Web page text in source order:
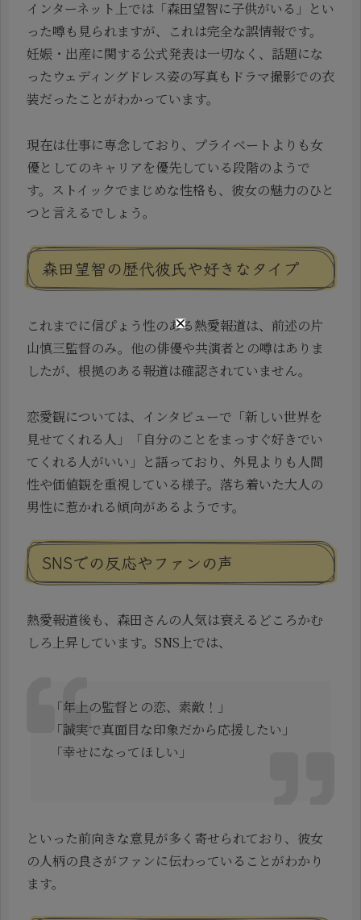
インターネット上では「森田望智に子供がいる」とい
った噂も見られますが、これは完全な誤情報です。
妊娠・出産に関する公式発表は一切なく、話題にな
ったウェディングドレス姿の写真もドラマ撮影での衣
装だったことがわかっています。
現在は仕事に専念しており、プライベートよりも女
優としてのキャリアを優先している段階のようで
す。ストイックでまじめな性格も、彼女の魅力のひと
つと言えるでしょう。
森田望智の歴代彼氏や好きなタイプ
これまでに信ぴょう性のある熱愛報道は、前述の片
山慎三監督のみ。他の俳優や共演者との噂はありま
したが、根拠のある報道は確認されていません。
恋愛観については、インタビューで「新しい世界を
見せてくれる人」「自分のことをまっすぐ好きでい
てくれる人がいい」と語っており、外見よりも人間
性や価値観を重視している様子。落ち着いた大人の
男性に惹かれる傾向があるようです。
SNSでの反応やファンの声
熱愛報道後も、森田さんの人気は衰えるどころかむ
しろ上昇しています。SNS上では、
「年上の監督との恋、素敵！」
「誠実で真面目な印象だから応援したい」
「幸せになってほしい」
といった前向きな意見が多く寄せられており、彼女
の人柄の良さがファンに伝わっていることがわかり
ます。